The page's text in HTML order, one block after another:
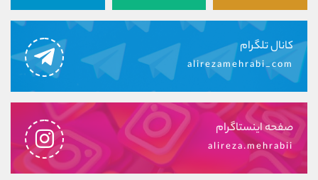
کانال تلگرام
alirezamehrabi_com
صفحه اینستاگرام
alireza.mehrabii